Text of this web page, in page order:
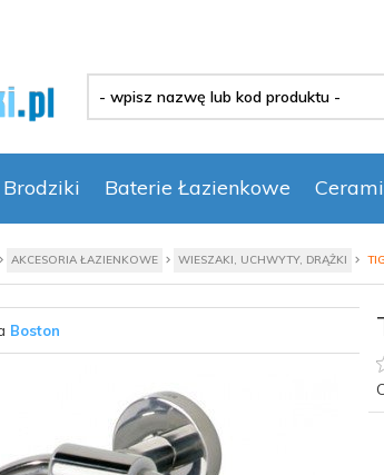
wpisz
lub
kod
produktu
-
Brodziki Baterie Łazienkowe
AKCESORIA ŁAZIENKOWE WIESZAKI, UCHWYTY, DRĄŻKI
Boston